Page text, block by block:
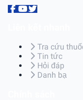
Tra cứu
Tin tức
Hỏi đáp
Danh bạ